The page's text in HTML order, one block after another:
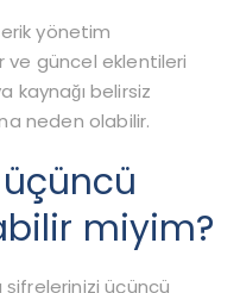
yönetim
ve güncel eklentileri
kaynağı belirsiz
neden olabilir.
miyim?
üçüncü